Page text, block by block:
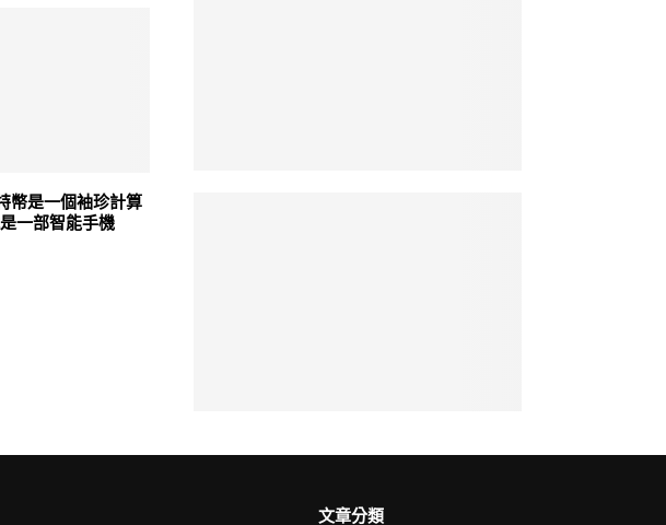
幣是一個袖珍計算
一部智能手機
文章分類